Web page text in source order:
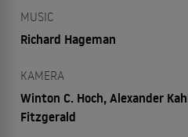
MUSIC
Richard Hageman
KAMERA
Winton C. Hoch, Alexander
Fitzgerald